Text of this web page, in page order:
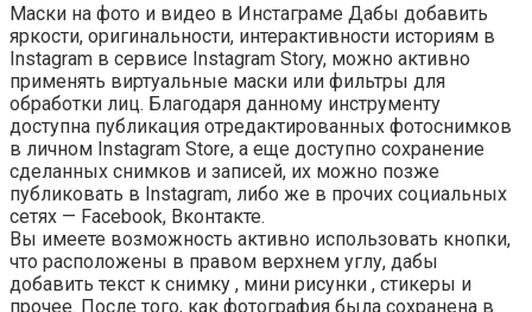
Маски на фото и видео в Инстаграме Дабы добавить
яркости, оригинальности, интерактивности историям в
Instagram в сервисе Instagram Story, можно активно
применять виртуальные маски или фильтры для
обработки лиц. Благодаря данному инструменту
доступна публикация отредактированных фотоснимков
в личном Instagram Store, а еще доступно сохранение
сделанных снимков и записей, их можно позже
публиковать в Instagram, либо же в прочих социальных
сетях — Facebook, Вконтакте.
Вы имеете возможность активно использовать кнопки,
что расположены в правом верхнем углу, дабы
добавить текст к снимку , мини рисунки , стикеры и
прочее. После того, как фотография была сохранена в